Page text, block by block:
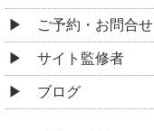
ご予約・お問合せ
サイト監修者
ブログ